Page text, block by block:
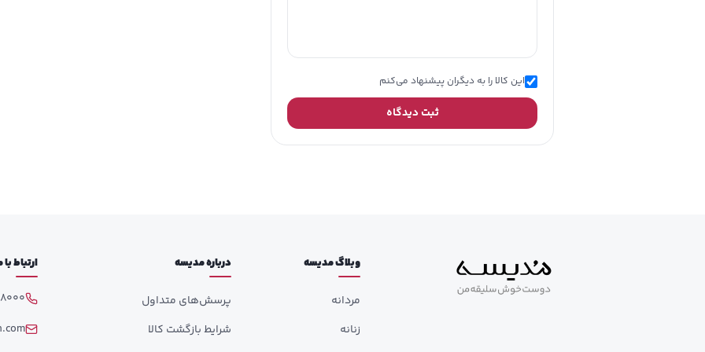
این کالا را به دیگران پیشنهاد می‌کنم
ثبت دیدگاه
وبلاگ مدیسه
مردانه
زنانه
درباره مدیسه
پرسش‌های متداول
شرایط بازگشت کالا
ارتباط